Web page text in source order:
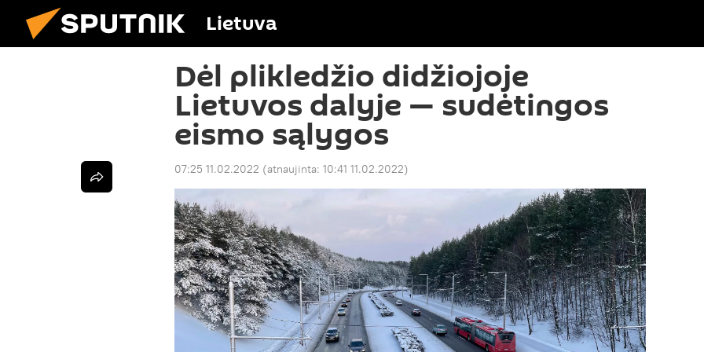
Lietuva
Dėl plikledžio didžiojoje
Lietuvos dalyje — sudėtingos
eismo sąlygos
07:25 11.02.2022 (atnaujinta: 10:41 11.02.2022)